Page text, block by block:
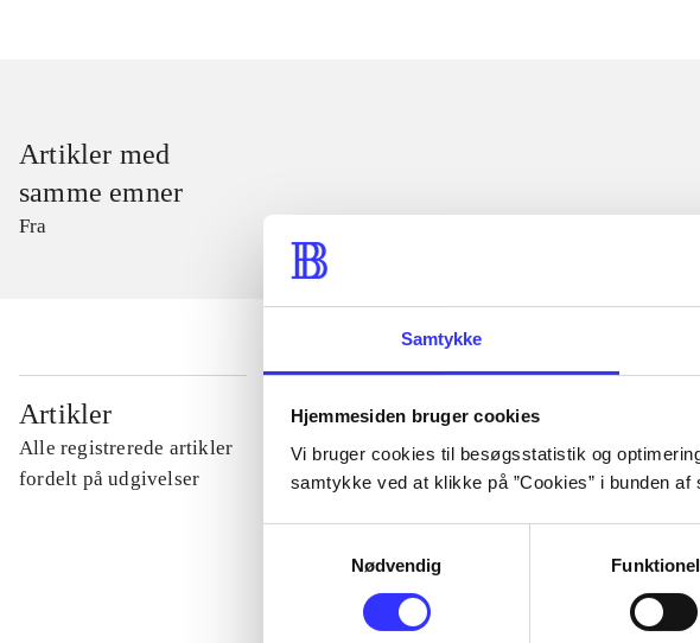
Samtykke
Hjemmesiden bruger cookies
Vi bruger cookies til besøgsstatistik og
samtykke ved at klikke på ”Cookies” i bunden
Nødvendig
Artikler med
samme emner
Fra
Artikler
Alle registrerede artikler
fordelt på udgivelser
...
...